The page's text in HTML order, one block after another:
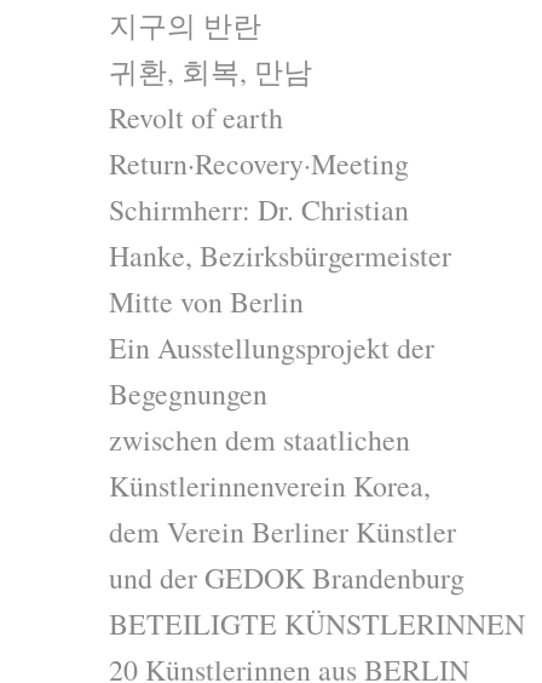
지구의 반란
귀환, 회복, 만남
Revolt of earth
Return·Recovery·Meeting
Schirmherr: Dr. Christian
Hanke, Bezirksbürgermeister
Mitte von Berlin
Ein Ausstellungsprojekt der
Begegnungen
zwischen dem staatlichen
Künstlerinnenverein Korea,
dem Verein Berliner Künstler
und der GEDOK Brandenburg
BETEILIGTE KÜNSTLERINNEN
20 Künstlerinnen aus BERLIN